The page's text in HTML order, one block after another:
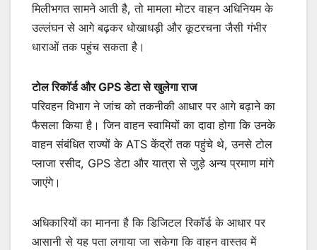
मिलीभगत सामने आती है, तो मामला मोटर वाहन अधिनियम के
उल्लंघन से आगे बढ़कर धोखाधड़ी और कूटरचना जैसी गंभीर
धाराओं तक पहुंच सकता है।
टोल रिकॉर्ड और GPS डेटा से खुलेगा राज
परिवहन विभाग ने जांच को तकनीकी आधार पर आगे बढ़ाने का
फैसला किया है। जिन वाहन स्वामियों का दावा होगा कि उनके
वाहन संबंधित राज्यों के ATS केंद्रों तक पहुंचे थे, उनसे टोल
प्लाजा रसीद, GPS डेटा और यात्रा से जुड़े अन्य प्रमाण मांगे
जाएंगे।
अधिकारियों का मानना है कि डिजिटल रिकॉर्ड के आधार पर
आसानी से यह पता लगाया जा सकेगा कि वाहन वास्तव में